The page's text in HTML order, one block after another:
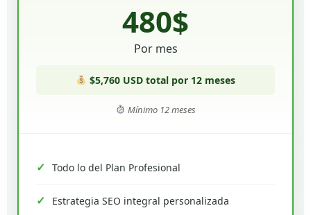
480$
Por mes
$5,760 USD total por 12 meses
Mínimo 12 meses
Todo lo del Plan Profesional
Estrategia SEO integral personalizada